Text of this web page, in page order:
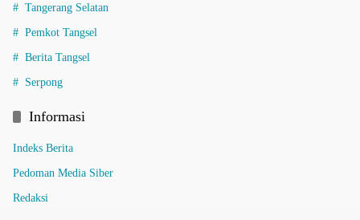
Tangerang Selatan
Pemkot Tangsel
Berita Tangsel
Serpong
Informasi
Indeks Berita
Pedoman Media Siber
Redaksi